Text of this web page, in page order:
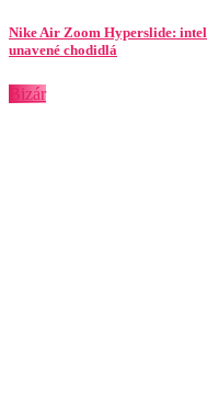
Nike Air Zoom Hyperslide:
unavené chodidlá
Bizár